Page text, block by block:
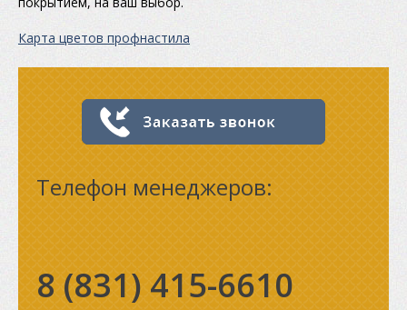
Карта цветов профнастила
Телефон менеджеров:
8 (831) 415-6610